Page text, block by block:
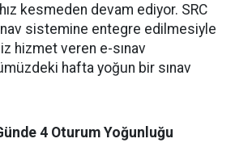
kesmeden devam ediyor. SRC
sistemine entegre edilmesiyle
hizmet veren e-sınav
hafta yoğun bir sınav
4 Oturum Yoğunluğu